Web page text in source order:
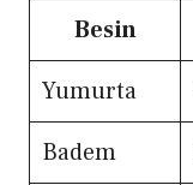
Besin
Yumurta
Badem